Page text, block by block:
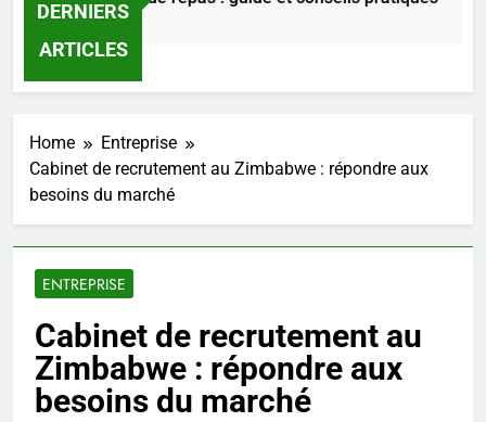
DERNIERS
ARTICLES
Home
Entreprise
Cabinet de recrutement au Zimbabwe : répondre aux
besoins du marché
ENTREPRISE
Cabinet de recrutement au
Zimbabwe : répondre aux
besoins du marché